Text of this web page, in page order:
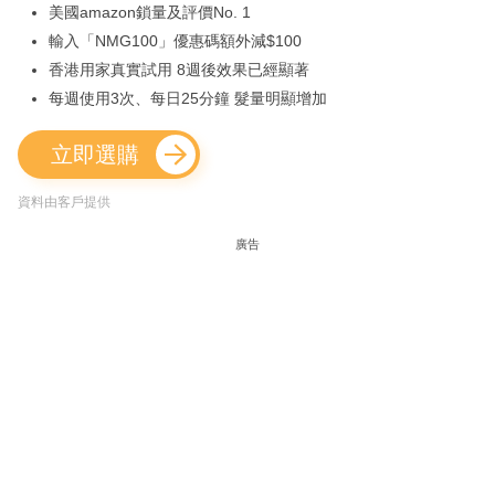
美國amazon鎖量及評價No. 1
輸入「NMG100」優惠碼額外減$100
香港用家真實試用 8週後效果已經顯著
每週使用3次、每日25分鐘 髮量明顯增加
立即選購
資料由客戶提供
廣告